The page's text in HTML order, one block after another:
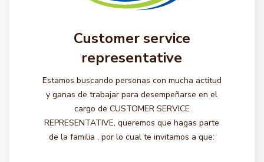
Customer service
representative
Estamos buscando personas con mucha actitud
y ganas de trabajar para desempeñarse en el
cargo de CUSTOMER SERVICE
REPRESENTATIVE, queremos que hagas parte
de la familia , por lo cual te invitamos a que: